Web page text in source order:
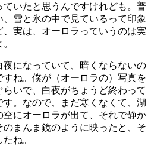
いたと思うんですけれども。普
雪と氷の中で見ているって印象
実は、オーロラっていうのは実
になっていて、暗くならないの
ね。僕が（オーロラの）写真を
いで、白夜がちょうど終わって
。なので、まだ寒くなくて、湖
空にオーロラが出て、それで静か
まんま鏡のように映ったと、そ
ね。